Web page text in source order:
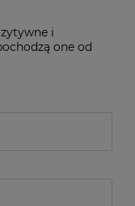
i
one od